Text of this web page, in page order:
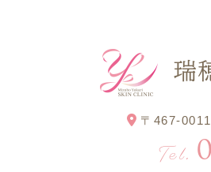
〒467-0011
Tel.